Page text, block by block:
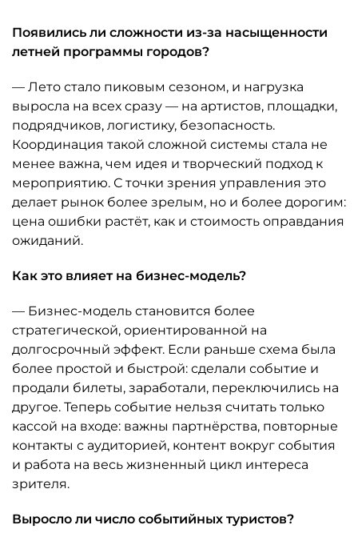
Появились ли сложности из-за насыщенности
летней программы городов?
— Лето стало пиковым сезоном, и нагрузка
выросла на всех сразу — на артистов, площадки,
подрядчиков, логистику, безопасность.
Координация такой сложной системы стала не
менее важна, чем идея и творческий подход к
мероприятию. С точки зрения управления это
делает рынок более зрелым, но и более дорогим:
цена ошибки растёт, как и стоимость оправдания
ожиданий.
Как это влияет на бизнес-модель?
— Бизнес-модель становится более
стратегической, ориентированной на
долгосрочный эффект. Если раньше схема была
более простой и быстрой: сделали событие и
продали билеты, заработали, переключились на
другое. Теперь событие нельзя считать только
кассой на входе: важны партнёрства, повторные
контакты с аудиторией, контент вокруг события
и работа на весь жизненный цикл интереса
зрителя.
Выросло ли число событийных туристов?